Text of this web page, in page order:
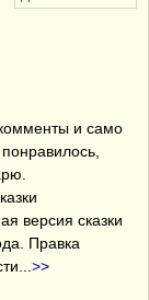
и само
версия сказки
Правка
>>